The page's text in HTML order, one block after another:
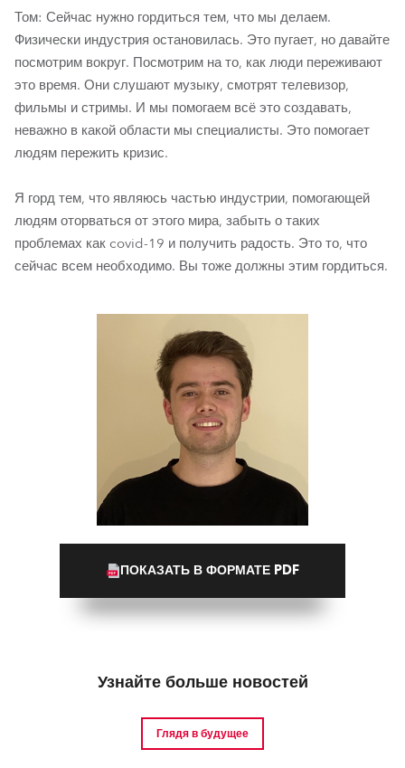
Том: Сейчас нужно гордиться тем, что мы делаем.
Физически индустрия остановилась. Это пугает, но давайте
посмотрим вокруг. Посмотрим на то, как люди переживают
это время. Они слушают музыку, смотрят телевизор,
фильмы и стримы. И мы помогаем всё это создавать,
неважно в какой области мы специалисты. Это помогает
людям пережить кризис.
Я горд тем, что являюсь частью индустрии, помогающей
людям оторваться от этого мира, забыть о таких
проблемах как covid-19 и получить радость. Это то, что
сейчас всем необходимо. Вы тоже должны этим гордиться.
ПОКАЗАТЬ В ФОРМАТЕ PDF
Узнайте больше новостей
Глядя в будущее